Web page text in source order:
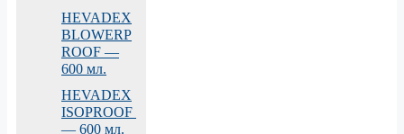
HEVADEX
BLOWERP
ROOF —
600 мл.
HEVADEX
ISOPROOF
— 600 мл.